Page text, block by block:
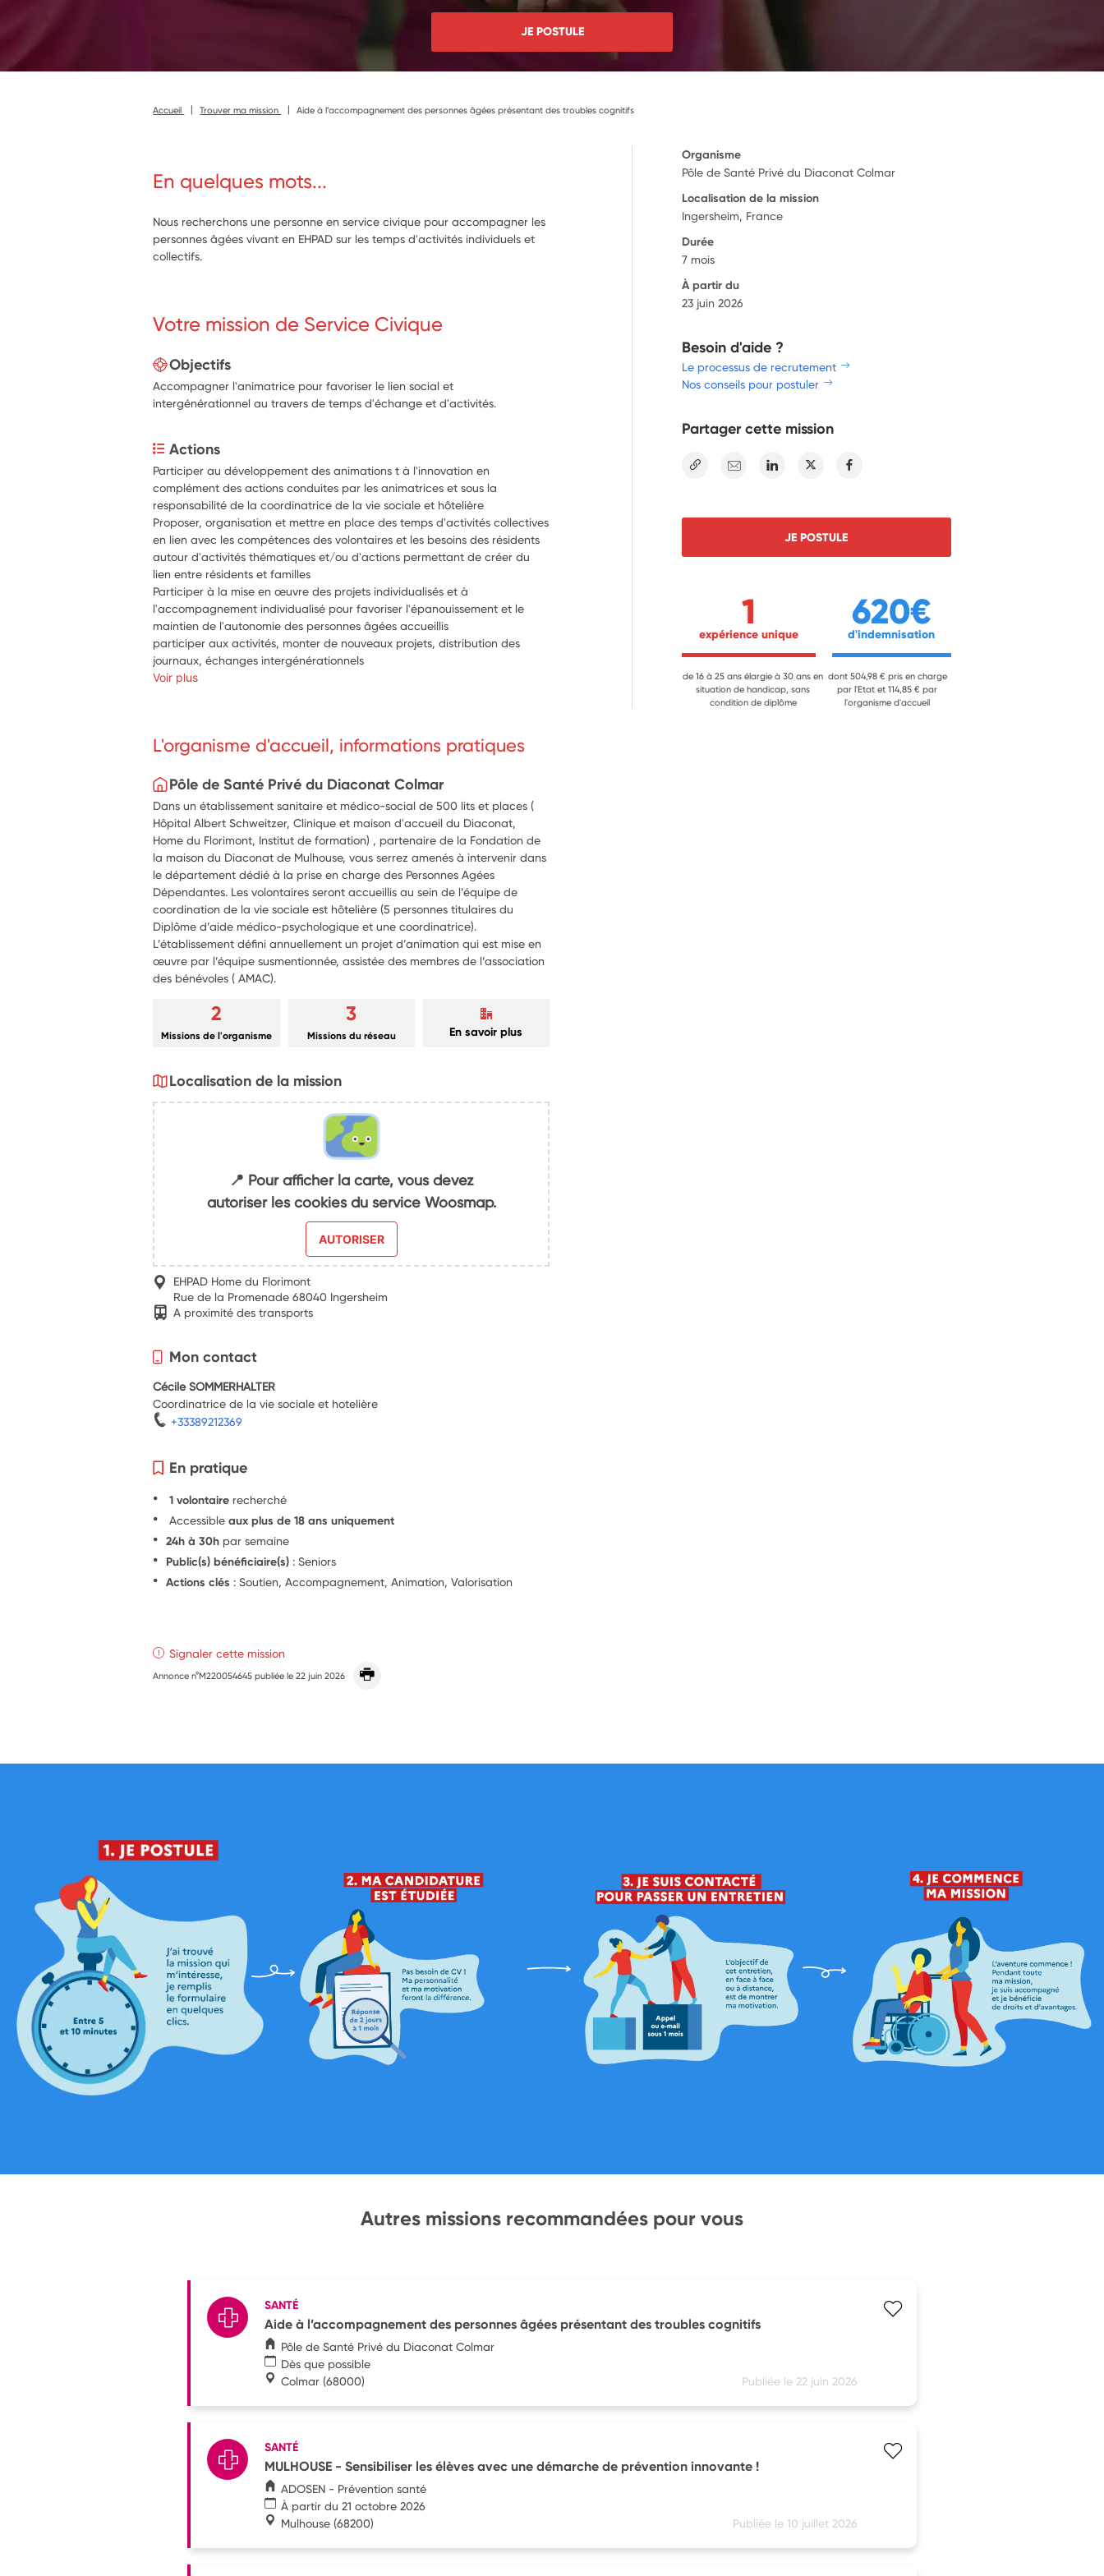
JE POSTULE
Accueil Trouver ma mission Aide à l’accompagnement des personnes âgées présentant des troubles cognitifs
En quelques mots...
Nous recherchons une personne en service civique pour accompagner les
personnes âgées vivant en EHPAD sur les temps d'activités individuels et
collectifs.
Votre mission de Service Civique
Objectifs
Accompagner l'animatrice pour favoriser le lien social et
intergénérationnel au travers de temps d'échange et d'activités.
Actions
Participer au développement des animations t à l'innovation en
complément des actions conduites par les animatrices et sous la
responsabilité de la coordinatrice de la vie sociale et hôtelière
Proposer, organisation et mettre en place des temps d'activités collectives
en lien avec les compétences des volontaires et les besoins des résidents
autour d'activités thématiques et/ou d'actions permettant de créer du
lien entre résidents et familles
Participer à la mise en œuvre des projets individualisés et à
l'accompagnement individualisé pour favoriser l'épanouissement et le
maintien de l'autonomie des personnes âgées accueillis
participer aux activités, monter de nouveaux projets, distribution des
journaux, échanges intergénérationnels
Voir plus
L'organisme d'accueil, informations pratiques
Pôle de Santé Privé du Diaconat Colmar
Dans un établissement sanitaire et médico-social de 500 lits et places (
Hôpital Albert Schweitzer, Clinique et maison d'accueil du Diaconat,
Home du Florimont, Institut de formation) , partenaire de la Fondation de
la maison du Diaconat de Mulhouse, vous serrez amenés à intervenir dans
le département dédié à la prise en charge des Personnes Agées
Dépendantes. Les volontaires seront accueillis au sein de l’équipe de
coordination de la vie sociale est hôtelière (5 personnes titulaires du
Diplôme d’aide médico-psychologique et une coordinatrice).
L’établissement défini annuellement un projet d’animation qui est mise en
œuvre par l’équipe susmentionnée, assistée des membres de l’association
des bénévoles ( AMAC).
2
Missions de l'organisme
3
Missions du réseau En savoir plus
Localisation de la mission
📍 Pour afficher la carte, vous devez
autoriser les cookies du service Woosmap.
AUTORISER
EHPAD Home du Florimont
Rue de la Promenade 68040 Ingersheim
A proximité des transports
Mon contact
Cécile SOMMERHALTER
Coordinatrice de la vie sociale et hotelière
+33389212369
En pratique
1 volontaire recherché
Accessibleaux plus de 18 ans uniquement
24h à 30h par semaine
Public(s) bénéficiaire(s) : Seniors
Actions clés : Soutien, Accompagnement, Animation, Valorisation
Signaler cette mission
Annonce n°M220054645 publiée le22 juin 2026
Organisme
Pôle de Santé Privé du Diaconat Colmar
Localisation de la mission
Ingersheim, France
Durée
7 mois
À partir du
23 juin 2026
Besoin d'aide ?
Le processus de recrutement
Nos conseils pour postuler
Partager cette mission
E-mail Linkedin Twitter
JE POSTULE
1
expérience unique
de 16 à 25 ans élargie à 30 ans en
situation de handicap, sans
condition de diplôme
620€
d'indemnisation
dont 504,98 € pris en charge
par l'Etat et 114,85 € par
l'organisme d'accueil
Autres missions recommandées pour vous
SANTÉ
Aide à l’accompagnement des personnes âgées présentant des troubles cognitifs
Pôle de Santé Privé du Diaconat Colmar
Dès que possible
Colmar (68000) Publiée le 22 juin 2026
SANTÉ
MULHOUSE - Sensibiliser les élèves avec une démarche de prévention innovante !
ADOSEN - Prévention santé
À partir du 21 octobre 2026
Mulhouse (68200) Publiée le 10 juillet 2026